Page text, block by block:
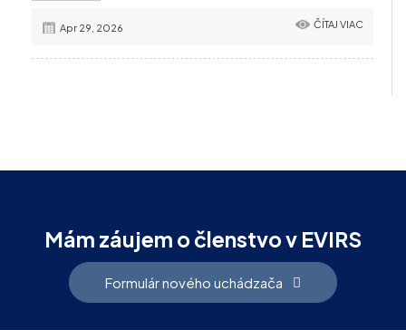
Apr 29, 2026 ČÍTAJ VIAC
Mám záujem o členstvo v EVIRS
Formulár nového uchádzača